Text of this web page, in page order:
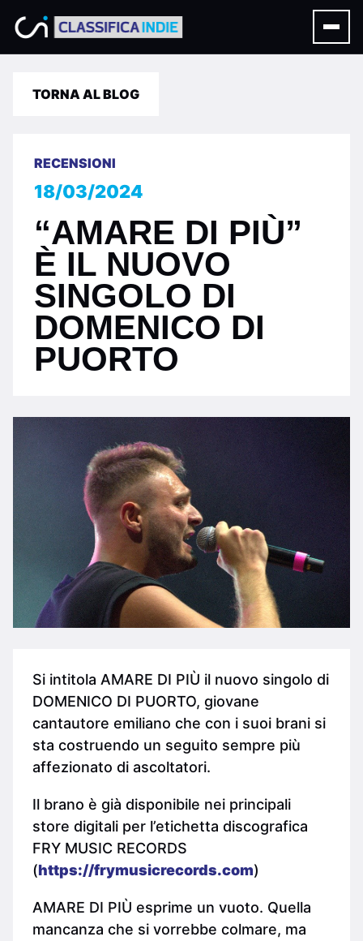
TORNA AL BLOG
RECENSIONI
18/03/2024
“AMARE DI PIÙ”
È IL NUOVO
SINGOLO DI
DOMENICO DI
PUORTO
Si intitola AMARE DI PIÙ il nuovo singolo di
DOMENICO DI PUORTO, giovane
cantautore emiliano che con i suoi brani si
sta costruendo un seguito sempre più
affezionato di ascoltatori.
Il brano è già disponibile nei principali
store digitali per l’etichetta discografica
FRY MUSIC RECORDS
(https://frymusicrecords.com)
AMARE DI PIÙ esprime un vuoto. Quella
mancanza che si vorrebbe colmare, ma